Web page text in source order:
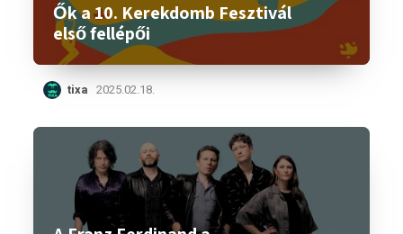
Ők a 10. Kerekdomb Fesztivál
első fellépői
tixa 2025.02.18.